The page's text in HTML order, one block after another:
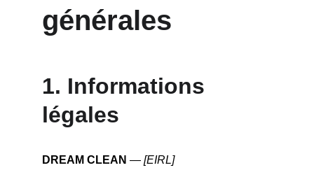
générales
1. Informations
légales
DREAM CLEAN — [EIRL]